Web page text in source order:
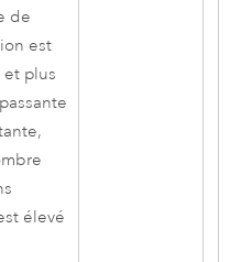
de
est
et plus
élevé